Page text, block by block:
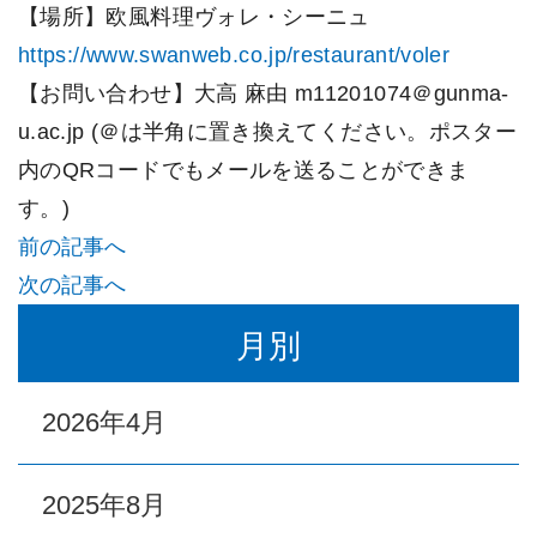
【場所】欧風料理ヴォレ・シーニュ
https://www.swanweb.co.jp/restaurant/voler
【お問い合わせ】大高 麻由 m11201074＠gunma-
u.ac.jp (＠は半角に置き換えてください。ポスター
内のQRコードでもメールを送ることができま
す。)
前の記事へ
次の記事へ
月別
2026年4月
2025年8月